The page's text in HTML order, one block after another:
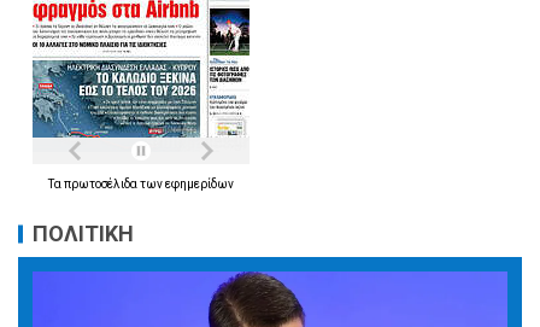
Ταπρωτοσέλιδατωνεφημερίδων
ΠΟΛΙΤΙΚΗ